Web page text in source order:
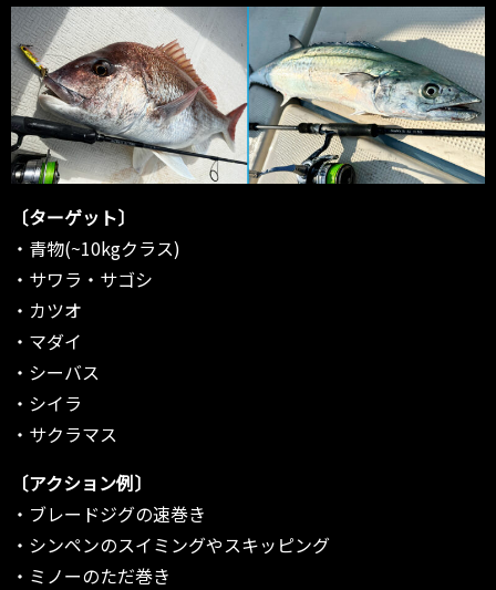
〔ターゲット〕
・青物(~10kgクラス)
・サワラ・サゴシ
・カツオ
・マダイ
・シーバス
・シイラ
・サクラマス
〔アクション例〕
・ブレードジグの速巻き
・シンペンのスイミングやスキッピング
・ミノーのただ巻き